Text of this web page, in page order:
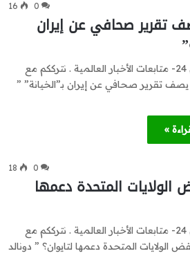
0
16
تقرير صحافي عن إيران
اشراق العالم 24- متابعات الأخبار العالمية . نترككم مع
تقرير صحافي عن إيران بـ”الخيانة” ”
»
0
18
المتحدة دعمها
اشراق العالم 24- متابعات الأخبار العالمية . نترككم مع
الولايات المتحدة دعمها لتايوان؟ ” دونالد